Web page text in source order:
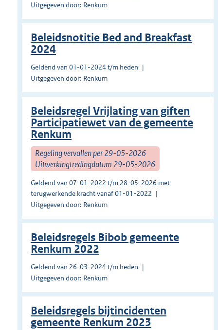
Uitgegeven door: Renkum
Beleidsnotitie Bed and Breakfast
2024
Geldend van 01-01-2024 t/m heden
Uitgegeven door: Renkum
Beleidsregel Vrijlating van giften
Participatiewet van de gemeente
Renkum
Regeling vervallen per 29-05-2026
Uitwerkingtredingdatum 29-05-2026
Geldend van 07-01-2022 t/m 28-05-2026 met
terugwerkende kracht vanaf 01-01-2022
Uitgegeven door: Renkum
Beleidsregels Bibob gemeente
Renkum 2022
Geldend van 26-03-2024 t/m heden
Uitgegeven door: Renkum
Beleidsregels bijtincidenten
gemeente Renkum 2023